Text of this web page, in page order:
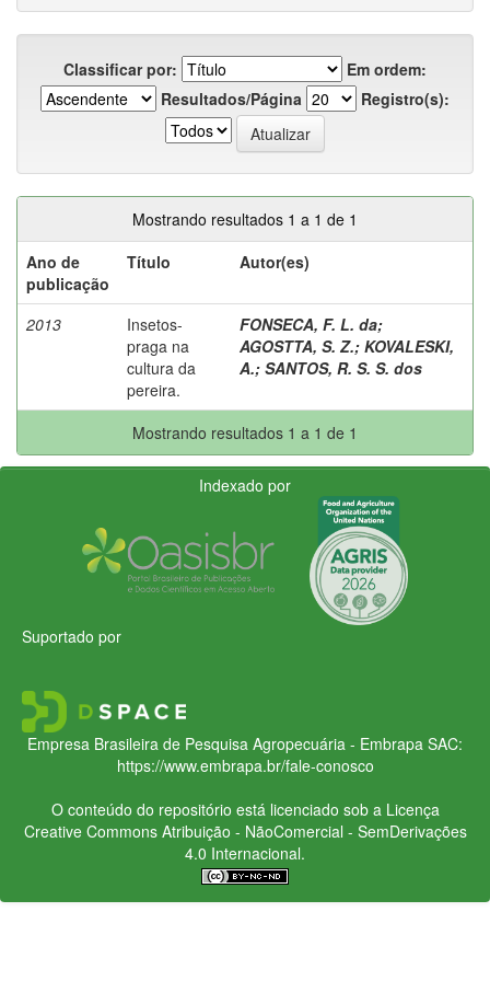
Classificar por:
Em ordem:
Resultados/Página
Registro(s):
Mostrando resultados 1 a 1 de 1
Ano de
publicação
Título Autor(es)
2013
Insetos-
praga na
cultura da
pereira.
FONSECA, F. L. da;
AGOSTTA, S. Z.; KOVALESKI,
A.; SANTOS, R. S. S. dos
Mostrando resultados 1 a 1 de 1
Indexado por
Suportado por
Empresa Brasileira de Pesquisa Agropecuária - Embrapa SAC:
https://www.embrapa.br/fale-conosco
O conteúdo do repositório está licenciado sob a Licença
Creative CommonsAtribuição - NãoComercial - SemDerivações
4.0 Internacional.